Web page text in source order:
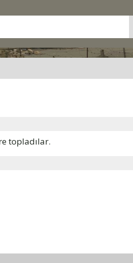
topladılar.